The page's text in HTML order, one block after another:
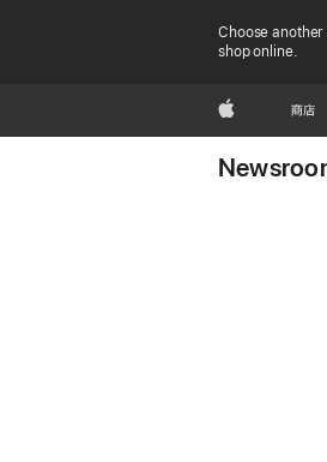
Choose
shop online.
Apple 商店